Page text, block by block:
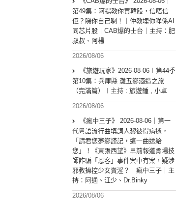
第49集：阿揚教你買韓股，信唔信
佢？睇你自己喇！｜仲教埋你咩係AI
同芯片股｜CAB爆的士台｜主持：肥
叔叔、阿楊
2026/08/06
《旅遊玩家》2026-08-06︱第44季
第10集：兵庫縣 灘五鄉酒造之旅
（完滿篇）︱主持 : 旅遊鍾 , 小卓
2026/08/06
《瘋中三子》 2026-08-06｜第一
代粵語流行曲填詞人黎彼得病逝，
「請君您夢鄉謹記，這一曲送給
您」！《東張西望》早前報道骨場技
師詐騙「恩客」事件案中有案，疑涉
邪教操控少女賣淫？｜瘋中三子｜主
持：阿通、江少、Dr.Binky
2026/08/06